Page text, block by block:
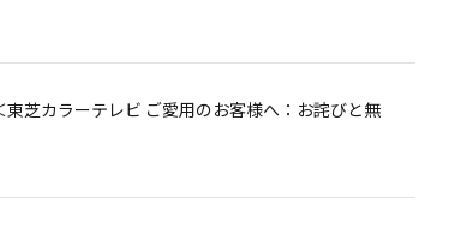
芝カラーテレビ ご愛用のお客様へ：お詫びと無
ています。